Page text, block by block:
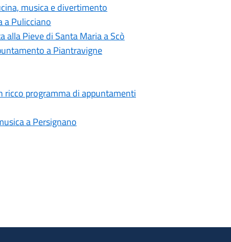
musica e divertimento
a Pulicciano
Pieve di Santa Maria a Scò
a Piantravigne
ricco programma di appuntamenti
a Persignano